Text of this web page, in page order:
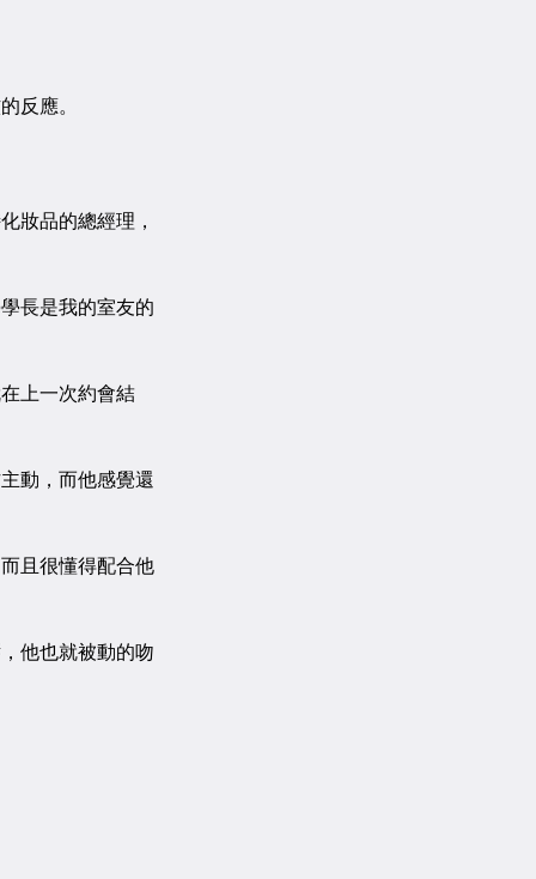
反應。
妝品的總經理，
長是我的室友的
上一次約會結
動，而他感覺還
且很懂得配合他
他也就被動的吻